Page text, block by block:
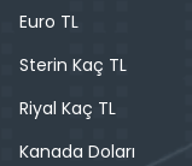
Euro TL
Sterin Kaç TL
Riyal Kaç TL
Kanada Doları